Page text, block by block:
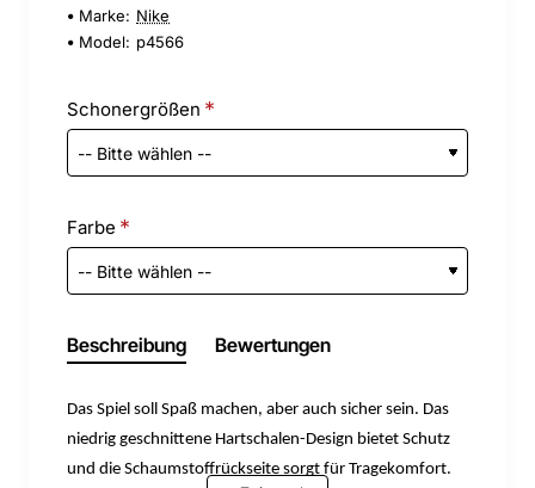
Marke: Nike
Model: p4566
Schonergrößen
Farbe
Beschreibung Bewertungen
Das Spiel soll Spaß machen, aber auch sicher sein. Das
niedrig geschnittene Hartschalen-Design bietet Schutz
und die Schaumstoffrückseite sorgt für Tragekomfort.